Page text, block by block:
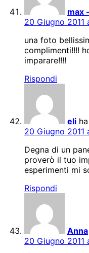
max
20 Giugno 2011
una foto
complimenti!!!!
imparare!!!!
Rispondi
eli
20 Giugno 2011
Degna di un
proverò il tuo
esperimenti mi
Rispondi
Anna
20 Giugno 2011